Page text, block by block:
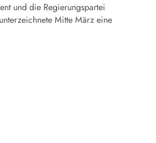
und die Regierungspartei
Mitte März eine